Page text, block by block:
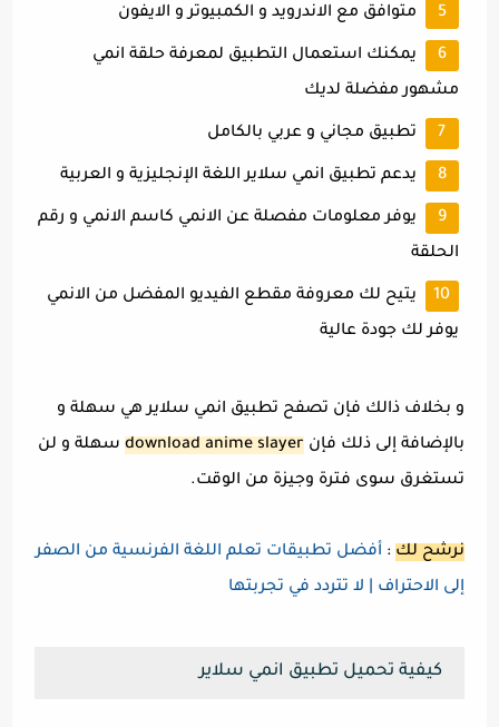
متوافق مع الاندرويد و الكمبيوتر و الايفون
يمكنك استعمال التطبيق لمعرفة حلقة انمي
مشهور مفضلة لديك
تطبيق مجاني و عربي بالكامل
يدعم تطبيق انمي سلاير اللغة الإنجليزية و العربية
يوفر معلومات مفصلة عن الانمي كاسم الانمي و رقم
الحلقة
يتيح لك معروفة مقطع الفيديو المفضل من الانمي
يوفر لك جودة عالية
و بخلاف ذالك فإن تصفح تطبيق انمي سلاير هي سهلة و
بالإضافة إلى ذلك فإن download anime slayer سهلة و لن
تستغرق سوى فترة وجيزة من الوقت.
نرشح لك : أفضل تطبيقات تعلم اللغة الفرنسية من الصفر
إلى الاحتراف | لا تتردد في تجربتها
كيفية تحميل تطبيق انمي سلاير